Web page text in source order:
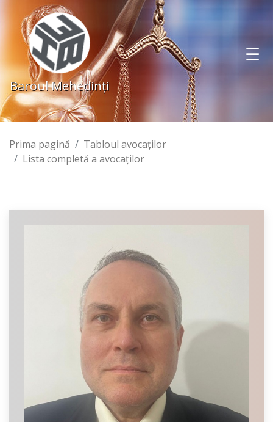
Baroul Mehedinţi
Prima pagină
Tabloul avocaţilor
Lista completă a avocaţilor